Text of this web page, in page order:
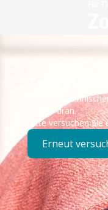
Es ist ein
bereits dran.
Bitte versuchen
Erneut